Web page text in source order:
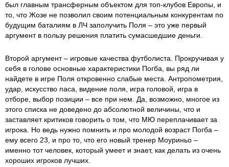
был главным трансферным объектом для топ-клубов Европы, и
то, что Жозе не позволил своим потенциальным конкурентам по
будущим баталиям в ЛЧ заполучить Поля – это уже первый
аргумент в пользу решения платить сумасшедшие деньги.
Второй аргумент – игровые качества футболиста. Прокручивая у
себя в голове основные характеристики Погба, вы ряд ли
найдете в игре Поля откровенно слабые места. Антропометрия,
удар, искусство паса, видение поля, игра головой, игра в
отборе, выбор позиции – все при нем. Да, возможно, многое из
этого списка не доведено до абсолютной величины, что и
заставляет критиков говорить о том, что МЮ переплачивает за
игрока. Но ведь нужно помнить и про молодой возраст Погба –
ему всего 23, и про то, что его новый тренер Моуриньо –
именно тот человек, который умеет и знает, как делать из очень
хороших игроков лучших.